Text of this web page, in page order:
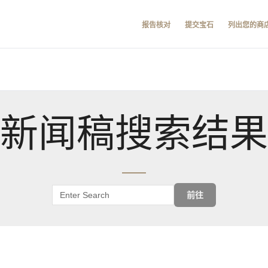
报告核对 提交宝石 列出您的商
新闻稿搜索结果
前往